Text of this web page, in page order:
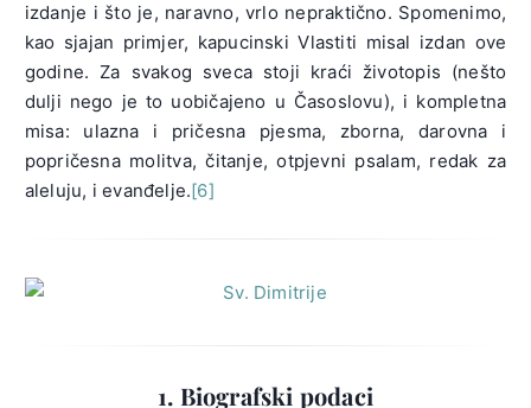
izdanje i što je, naravno, vrlo nepraktično. Spomenimo,
kao sjajan primjer, kapucinski Vlastiti misal izdan ove
godine. Za svakog sveca stoji kraći životopis (nešto
dulji nego je to uobičajeno u Časoslovu), i kompletna
misa: ulazna i pričesna pjesma, zborna, darovna i
popričesna molitva, čitanje, otpjevni psalam, redak za
aleluju, i evanđelje.[6]
1. Biografski podaci